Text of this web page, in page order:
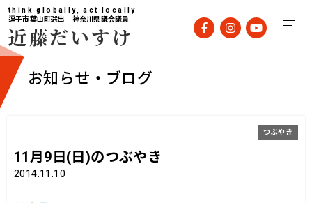
think globally, act locally
逗子市葉山町選出 神奈川県議会議員
近藤だいすけ
お知らせ・ブログ
11月9日(日)のつぶやき
2014.11.10
つぶやき